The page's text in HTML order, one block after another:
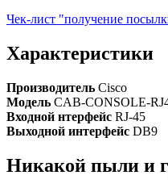
Чек-лист "получение
Характеристики
Производитель Cisco
Модель CAB-CONSOLE-
Входной нтерфейс RJ-45
Выходной интерфейс DB9
Никакой пыли и